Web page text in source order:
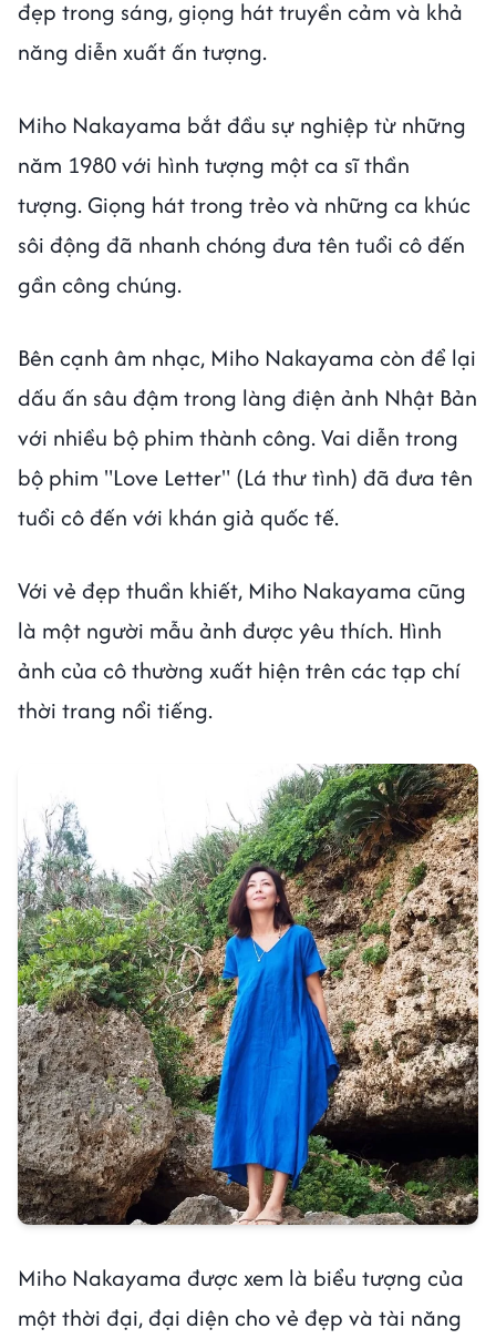
đẹp trong sáng, giọng hát truyền cảm và khả
năng diễn xuất ấn tượng.
Miho Nakayama bắt đầu sự nghiệp từ những
năm 1980 với hình tượng một ca sĩ thần
tượng. Giọng hát trong trẻo và những ca khúc
sôi động đã nhanh chóng đưa tên tuổi cô đến
gần công chúng.
Bên cạnh âm nhạc, Miho Nakayama còn để lại
dấu ấn sâu đậm trong làng điện ảnh Nhật Bản
với nhiều bộ phim thành công. Vai diễn trong
bộ phim "Love Letter" (Lá thư tình) đã đưa tên
tuổi cô đến với khán giả quốc tế.
Với vẻ đẹp thuần khiết, Miho Nakayama cũng
là một người mẫu ảnh được yêu thích. Hình
ảnh của cô thường xuất hiện trên các tạp chí
thời trang nổi tiếng.
Miho Nakayama được xem là biểu tượng của
một thời đại, đại diện cho vẻ đẹp và tài năng